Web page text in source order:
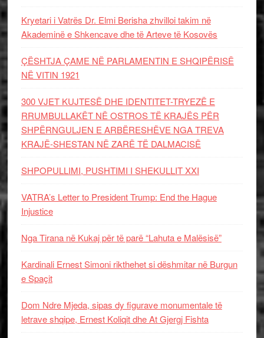
Kryetari i Vatrës Dr. Elmi Berisha zhvilloi takim në
Akademinë e Shkencave dhe të Arteve të Kosovës
ÇËSHTJA ÇAME NË PARLAMENTIN E SHQIPËRISË
NË VITIN 1921
300 VJET KUJTESË DHE IDENTITET-TRYEZË E
RRUMBULLAKËT NË OSTROS TË KRAJËS PËR
SHPËRNGULJEN E ARBËRESHËVE NGA TREVA
KRAJË-SHESTAN NË ZARË TË DALMACISË
SHPOPULLIMI, PUSHTIMI I SHEKULLIT XXI
VATRA’s Letter to President Trump: End the Hague
Injustice
Nga Tirana në Kukaj për të parë “Lahuta e Malësisë”
Kardinali Ernest Simoni rikthehet si dëshmitar në Burgun
e Spaçit
Dom Ndre Mjeda, sipas dy figurave monumentale të
letrave shqipe, Ernest Koliqit dhe At Gjergj Fishta